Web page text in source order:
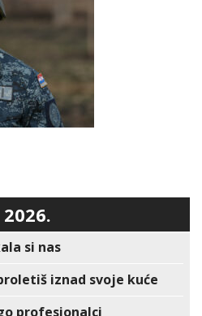
si nas
iznad svoje kuće
profesionalci